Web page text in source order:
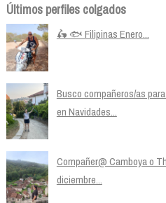
Últimos perfiles colgados
🛵 🐟 Filipinas Enero...
Busco compañeros/as
en Navidades...
Compañer@ Camboya o
diciembre...